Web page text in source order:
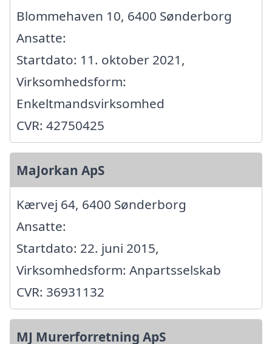
Blommehaven 10, 6400 Sønderborg
Ansatte:
Startdato: 11. oktober 2021,
Virksomhedsform:
Enkeltmandsvirksomhed
CVR: 42750425
MaJorkan ApS
Kærvej 64, 6400 Sønderborg
Ansatte:
Startdato: 22. juni 2015,
Virksomhedsform: Anpartsselskab
CVR: 36931132
MJ Murerforretning ApS